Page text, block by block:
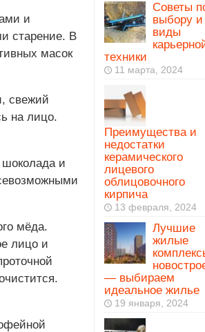
и
старение. В
масок
свежий
на лицо.
шоколада и
мёда.
лицо и
Советы
выбору и
виды
техники
11 марта, 2024
Преимущества и
недостатки
керамического
лицевого
облицовочного
кирпича
13 февраля, 2024
Лучшие
жилые
— выбираем
идеальное жилье
19 января, 2024